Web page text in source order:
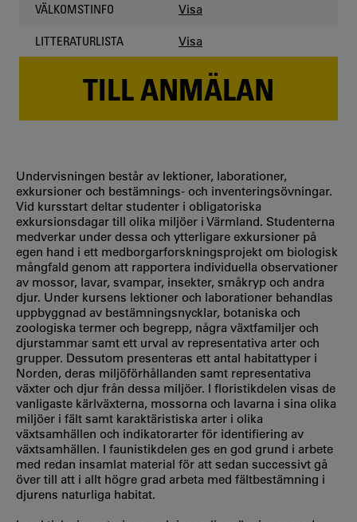
VÄLKOMSTINFO Visa
LITTERATURLISTA Visa
TILL ANMÄLAN
Undervisningen består av lektioner, laborationer,
exkursioner och bestämnings- och inventeringsövningar.
Vid kursstart deltar studenter i obligatoriska
exkursionsdagar till olika miljöer i Värmland. Studenterna
medverkar under dessa och ytterligare exkursioner på
egen hand i ett medborgarforskningsprojekt om biologisk
mångfald genom att rapportera individuella observationer
av mossor, lavar, svampar, insekter, småkryp och andra
djur. Under kursens lektioner och laborationer behandlas
uppbyggnad av bestämningsnycklar, botaniska och
zoologiska termer och begrepp, några växtfamiljer och
djurstammar samt ett urval av representativa arter och
grupper. Dessutom presenteras ett antal habitattyper i
Norden, deras miljöförhållanden samt representativa
växter och djur från dessa miljöer. I floristikdelen visas de
vanligaste kärlväxterna, mossorna och lavarna i sina olika
miljöer i fält samt karaktäristiska arter i olika
växtsamhällen och indikatorarter för identifiering av
växtsamhällen. I faunistikdelen ges en god grund i arbete
med redan insamlat material för att sedan successivt gå
över till att i allt högre grad arbeta med fältbestämning i
djurens naturliga habitat.